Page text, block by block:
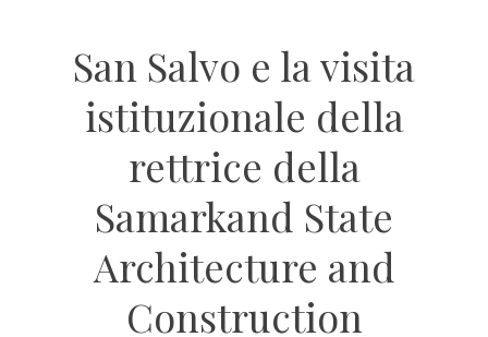
San Salvo e la visita
istituzionale della
rettrice della
Samarkand State
Architecture and
Construction